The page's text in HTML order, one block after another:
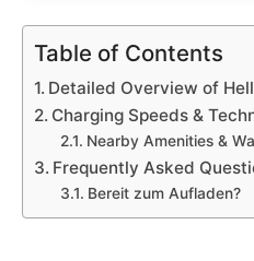
Table of Contents
Detailed Overview of
Charging Speeds &
Nearby Amenities &
Frequently Asked
Bereit zum Aufladen?